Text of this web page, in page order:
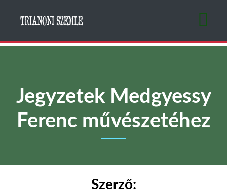
Jegyzetek Medgyessy
Ferenc művészetéhez
Szerző: